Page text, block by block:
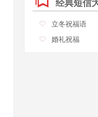
经典短信
立冬祝福语
婚礼祝福